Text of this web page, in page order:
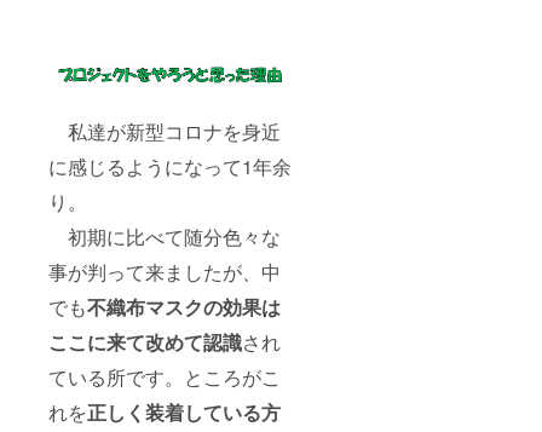
私達が新型コロナを身近
に感じるようになって1年余
り。
初期に比べて随分色々な
事が判って来ましたが、中
でも不織布マスクの効果は
ここに来て改めて認識され
ている所です。ところがこ
れを正しく装着している方